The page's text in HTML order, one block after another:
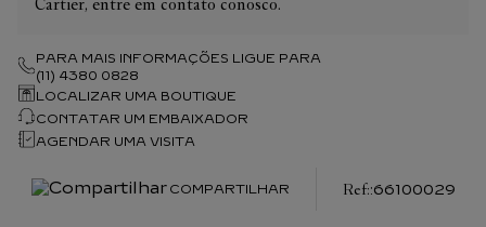
PARA MAIS INFORMAÇÕES LIGUE PARA
(11) 4380 0828
LOCALIZAR UMA BOUTIQUE
CONTATAR UM EMBAIXADOR
AGENDAR UMA VISITA
COMPARTILHAR :66100029